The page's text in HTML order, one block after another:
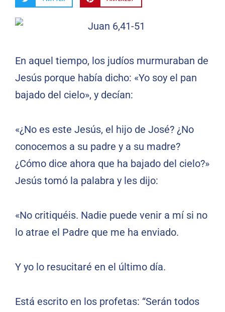
En aquel tiempo, los judíos murmuraban de
Jesús porque había dicho: «Yo soy el pan
bajado del cielo», y decían:
«¿No es este Jesús, el hijo de José? ¿No
conocemos a su padre y a su madre?
¿Cómo dice ahora que ha bajado del cielo?»
Jesús tomó la palabra y les dijo:
«No critiquéis. Nadie puede venir a mí si no
lo atrae el Padre que me ha enviado.
Y yo lo resucitaré en el último día.
Está escrito en los profetas: “Serán todos